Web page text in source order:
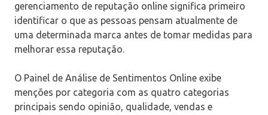
gerenciamento de reputação online significa primeiro
identificar o que as pessoas pensam atualmente de
uma determinada marca antes de tomar medidas para
melhorar essa reputação.
O Painel de Análise de Sentimentos Online exibe
menções por categoria com as quatro categorias
principais sendo opinião, qualidade, vendas e